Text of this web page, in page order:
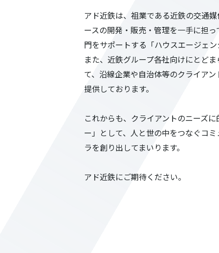
アド近鉄は、祖業である近鉄の交通
ースの開発・販売・管理を一手に担
門をサポートする「ハウスエージェ
また、近鉄グループ各社向けにとど
て、沿線企業や自治体等のクライア
提供しております。
これからも、クライアントのニーズ
ー」として、人と世の中をつなぐコ
ラを創り出してまいります。
アド近鉄にご期待ください。